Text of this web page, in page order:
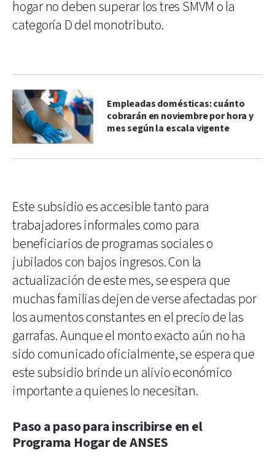
hogar no deben superar los tres SMVM o la
categoría D del monotributo.
Empleadas domésticas: cuánto
cobrarán en noviembre por hora y
mes según la escala vigente
Este subsidio es accesible tanto para
trabajadores informales como para
beneficiarios de programas sociales o
jubilados con bajos ingresos. Con la
actualización de este mes, se espera que
muchas familias dejen de verse afectadas por
los aumentos constantes en el precio de las
garrafas. Aunque el monto exacto aún no ha
sido comunicado oficialmente, se espera que
este subsidio brinde un alivio económico
importante a quienes lo necesitan.
Paso a paso para inscribirse en el
Programa Hogar de ANSES